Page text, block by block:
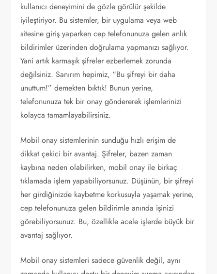
kullanıcı deneyimini de gözle görülür şekilde
iyileştiriyor. Bu sistemler, bir uygulama veya web
sitesine giriş yaparken cep telefonunuza gelen anlık
bildirimler üzerinden doğrulama yapmanızı sağlıyor.
Yani artık karmaşık şifreler ezberlemek zorunda
değilsiniz. Sanırım hepimiz, “Bu şifreyi bir daha
unuttum!” demekten bıktık! Bunun yerine,
telefonunuza tek bir onay göndererek işlemlerinizi
kolayca tamamlayabilirsiniz.
Mobil onay sistemlerinin sunduğu hızlı erişim de
dikkat çekici bir avantaj. Şifreler, bazen zaman
kaybına neden olabilirken, mobil onay ile birkaç
tıklamada işlem yapabiliyorsunuz. Düşünün, bir şifreyi
her girdiğinizde kaybetme korkusuyla yaşamak yerine,
cep telefonunuza gelen bildirimle anında işinizi
görebiliyorsunuz. Bu, özellikle acele işlerde büyük bir
avantaj sağlıyor.
Mobil onay sistemleri sadece güvenlik değil, aynı